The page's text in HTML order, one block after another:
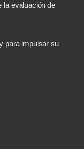
la evaluación de
para impulsar su